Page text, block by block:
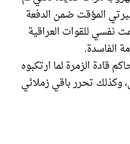
المؤقت ضمن الدفعة
نفسي للقوات العراقية
الفاسدة.
قادة الزمرة لما ارتكبوه
وكذلك تحرر باقي زملائي